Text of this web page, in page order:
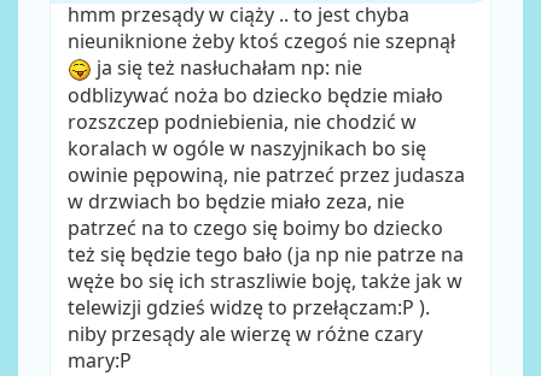
hmm przesądy w ciąży .. to jest chyba
nieuniknione żeby ktoś czegoś nie szepnął
ja się też nasłuchałam np: nie
odblizywać noża bo dziecko będzie miało
rozszczep podniebienia, nie chodzić w
koralach w ogóle w naszyjnikach bo się
owinie pępowiną, nie patrzeć przez judasza
w drzwiach bo będzie miało zeza, nie
patrzeć na to czego się boimy bo dziecko
też się będzie tego bało (ja np nie patrze na
węże bo się ich straszliwie boję, także jak w
telewizji gdzieś widzę to przełączam:P ).
niby przesądy ale wierzę w różne czary
mary:P